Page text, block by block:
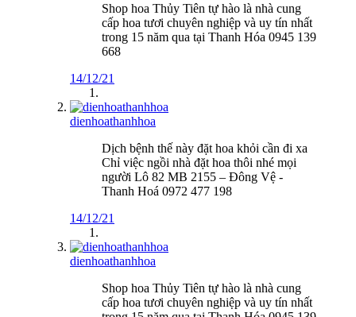
Shop hoa Thủy Tiên tự hào là nhà cung
cấp hoa tươi chuyên nghiệp và uy tín nhất
trong 15 năm qua tại Thanh Hóa 0945 139
668
14/12/21
dienhoathanhhoa
Dịch bệnh thế này đặt hoa khỏi cần đi xa
Chỉ việc ngồi nhà đặt hoa thôi nhé mọi
người Lô 82 MB 2155 – Đông Vệ -
Thanh Hoá 0972 477 198
14/12/21
dienhoathanhhoa
Shop hoa Thủy Tiên tự hào là nhà cung
cấp hoa tươi chuyên nghiệp và uy tín nhất